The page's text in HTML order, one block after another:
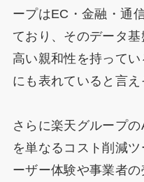
ープはEC・金融・通
ており、そのデータ
高い親和性を持って
にも表れていると言え
さらに楽天グループ
を単なるコスト削減
ーザー体験や事業者